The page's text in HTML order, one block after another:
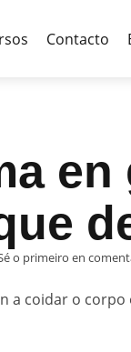
Contacto
o primeiro en
a coidar o